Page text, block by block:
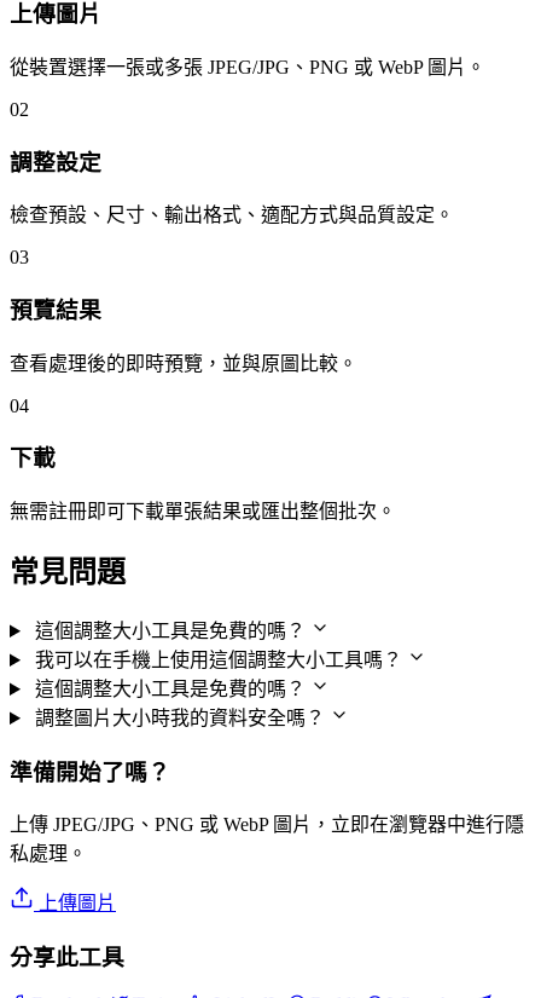
上傳圖片
從裝置選擇一張或多張 JPEG/JPG、PNG 或 WebP 圖片。
02
調整設定
檢查預設、尺寸、輸出格式、適配方式與品質設定。
03
預覽結果
查看處理後的即時預覽，並與原圖比較。
04
下載
無需註冊即可下載單張結果或匯出整個批次。
常見問題
這個調整大小工具是免費的嗎？
我可以在手機上使用這個調整大小工具嗎？
這個調整大小工具是免費的嗎？
調整圖片大小時我的資料安全嗎？
準備開始了嗎？
上傳 JPEG/JPG、PNG 或 WebP 圖片，立即在瀏覽器中進行隱
私處理。
上傳圖片
分享此工具